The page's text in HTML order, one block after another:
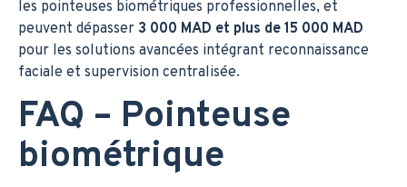
les pointeuses biométriques professionnelles, et
peuvent dépasser 3 000 MAD et plus de 15 000 MAD
pour les solutions avancées intégrant reconnaissance
faciale et supervision centralisée.
FAQ – Pointeuse
biométrique